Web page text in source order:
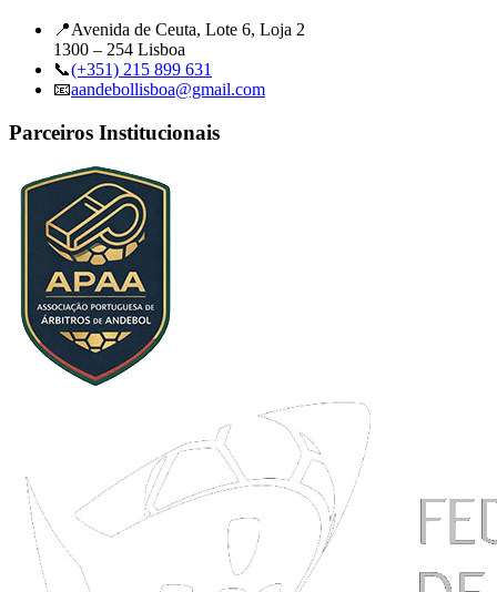
📍Avenida de Ceuta, Lote 6, Loja 2
1300 – 254 Lisboa
📞(+351) 215 899 631
📧aandebollisboa@gmail.com
Parceiros Institucionais